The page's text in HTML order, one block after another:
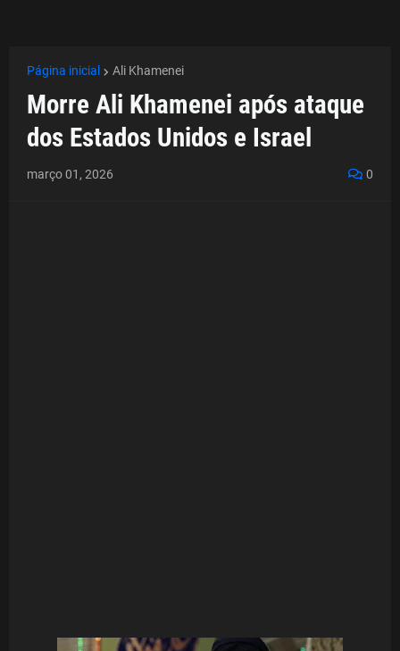
Página inicial Ali Khamenei
Morre Ali Khamenei após ataque
dos Estados Unidos e Israel
março 01, 2026 0